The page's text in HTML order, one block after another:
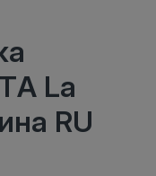
La
RU